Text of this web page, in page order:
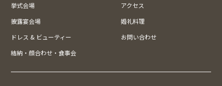
挙式会場
アクセス
披露宴会場
婚礼料理
ドレス & ビューティー
お問い合わせ
結納・顔合わせ・食事会